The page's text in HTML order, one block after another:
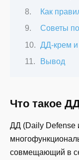
Как
Советы
ДД-крем и
Вывод
Что такое
ДД (Daily Defense
совмещающий в